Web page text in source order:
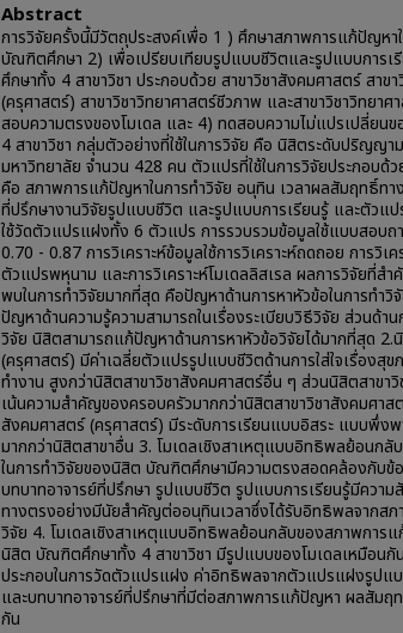
Abstract
การวิจัยครั้งนี้มีวัตถุประสงค์เพื่อ 1 ) ศึกษาสภาพการแก้ปัญหา
บัณฑิตศึกษา 2) เพื่อเปรียบเทียบรูปแบบชีวิตและรูปแบบการ
ศึกษาทั้ง 4 สาขาวิชา ประกอบด้วย สาขาวิชาสังคมศาสตร์ สาข
(ครุศาสตร์) สาขาวิชาวิทยาศาสตร์ชีวภาพ และสาขาวิชาวิทยา
สอบความตรงของโมเดล และ 4) ทดสอบความไม่แปรเปลี่ยนข
4 สาขาวิชา กลุ่มตัวอย่างที่ใช้ในการวิจัย คือ นิสิตระดับปริญ
มหาวิทยาลัย จำนวน 428 คน ตัวแปรที่ใช้ในการวิจัยประกอบ
คือ สภาพการแก้ปัญหาในการทำวิจัย อนุทิน เวลาผลสัมฤทธิ์ทา
ที่ปรึกษางานวิจัยรูปแบบชีวิต และรูปแบบการเรียนรู้ และตัวแ
ใช้วัดตัวแปรแฝงทั้ง 6 ตัวแปร การรวบรวมข้อมูลใช้แบบสอบ
0.70 - 0.87 การวิเคราะห์ข้อมูลใช้การวิเคราะห์ถดถอย การวิเ
ตัวแปรพหุนาม และการวิเคราะห์โมเดลลิสเรล ผลการวิจัยที่ส
พบในการทำวิจัยมากที่สุด คือปัญหาด้านการหาหัวข้อในการท
ปัญหาด้านความรู้ความสามารถในเรื่องระเบียบวิธีวิจัย ส่วนด้า
วิจัย นิสิตสามารถแก้ปัญหาด้านการหาหัวข้อวิจัยได้มากที่สุด 2.
(ครุศาสตร์) มีค่าเฉลี่ยตัวแปรรูปแบบชีวิตด้านการใส่ใจเรื่องสุ
ทำงาน สูงกว่านิสิตสาขาวิชาสังคมศาสตร์อื่น ๆ ส่วนนิสิตสาขา
เน้นความสำคัญของครอบครัวมากกว่านิสิตสาขาวิชาสังคมศาส
สังคมศาสตร์ (ครุศาสตร์) มีระดับการเรียนแบบอิสระ แบบพึ่ง
มากกว่านิสิตสาขาอื่น 3. โมเดลเชิงสาเหตุแบบอิทธิพลย้อนก
ในการทำวิจัยของนิสิต บัณฑิตศึกษามีความตรงสอดคล้องกับข้อ
บทบาทอาจารย์ที่ปรึกษา รูปแบบชีวิต รูปแบบการเรียนรู้มีคว
ทางตรงอย่างมีนัยสำคัญต่ออนุทินเวลาซึ่งได้รับอิทธิพลจากสภ
วิจัย 4. โมเดลเชิงสาเหตุแบบอิทธิพลย้อนกลับของสภาพการแ
นิสิต บัณฑิตศึกษาทั้ง 4 สาขาวิชา มีรูปแบบของโมเดลเหมือน
ประกอบในการวัดตัวแปรแฝง ค่าอิทธิพลจากตัวแปรแฝงรูปแ
และบทบาทอาจารย์ที่ปรึกษาที่มีต่อสภาพการแก้ปัญหา ผลสัมฤ
กัน